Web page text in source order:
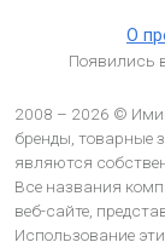
О
Появились
2008 – 2026 ©
бренды, товарные
являются
Все названия
веб-сайте,
Использование